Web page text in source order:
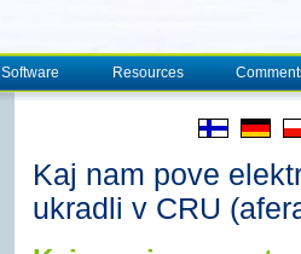
Software Resources
Kaj nam pove
ukradli v CRU